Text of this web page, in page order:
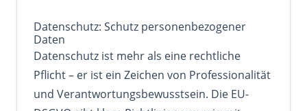
Datenschutz: Schutz personenbezogener
Daten
Datenschutz ist mehr als eine rechtliche
Pflicht – er ist ein Zeichen von Professionalität
und Verantwortungsbewusstsein. Die EU-